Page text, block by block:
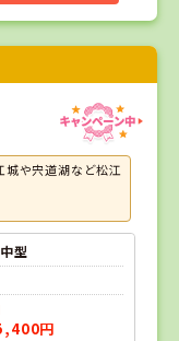
城や宍道湖など松江
型
円